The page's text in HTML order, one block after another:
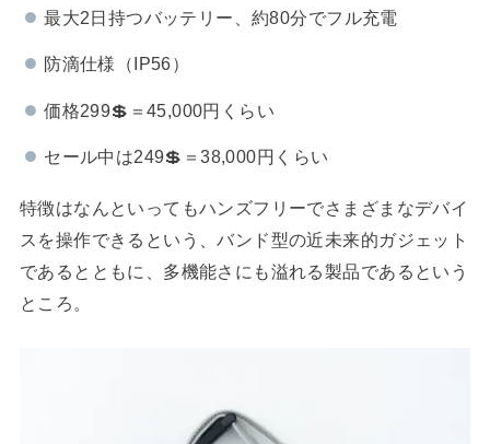
最大2日持つバッテリー、約80分でフル充電
防滴仕様（IP56）
価格299💲＝45,000円くらい
セール中は249💲＝38,000円くらい
特徴はなんといってもハンズフリーでさまざまなデバイ
スを操作できるという、バンド型の近未来的ガジェット
であるとともに、多機能さにも溢れる製品であるという
ところ。